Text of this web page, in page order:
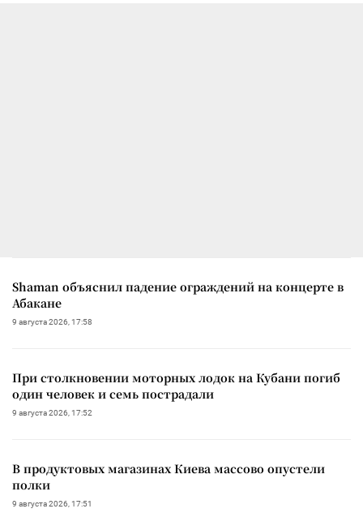
Shaman объяснил падение ограждений на концерте в
Абакане
9 августа 2026, 17:58
При столкновении моторных лодок на Кубани погиб
один человек и семь пострадали
9 августа 2026, 17:52
В продуктовых магазинах Киева массово опустели
полки
9 августа 2026, 17:51